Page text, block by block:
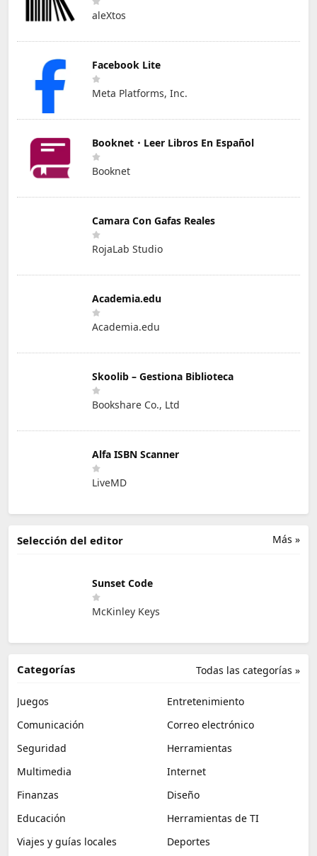
aleXtos
Facebook Lite
Meta Platforms, Inc.
Booknet・Leer Libros En Español
Booknet
Camara Con Gafas Reales
RojaLab Studio
Academia.edu
Academia.edu
Skoolib – Gestiona Biblioteca
Bookshare Co., Ltd
Alfa ISBN Scanner
LiveMD
Más »
Selección del editor
Sunset Code
McKinley Keys
Todas las categorías »
Categorías
Juegos
Entretenimiento
Comunicación
Correo electrónico
Seguridad
Herramientas
Multimedia
Internet
Finanzas
Diseño
Educación
Herramientas de TI
Viajes y guías locales
Deportes